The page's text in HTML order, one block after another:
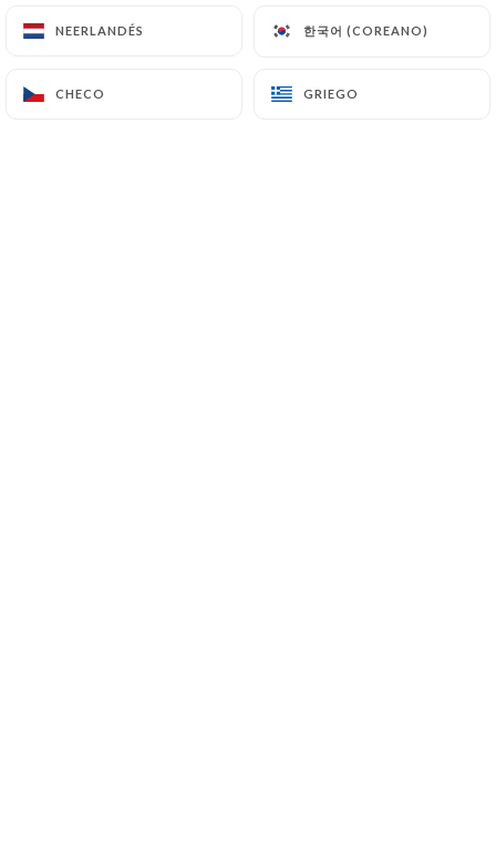
NEERLANDÉS 한국어 (COREANO)
CHECO GRIEGO
NEERLANDÉS 한국어 (COREANO)
CHECO GRIEGO